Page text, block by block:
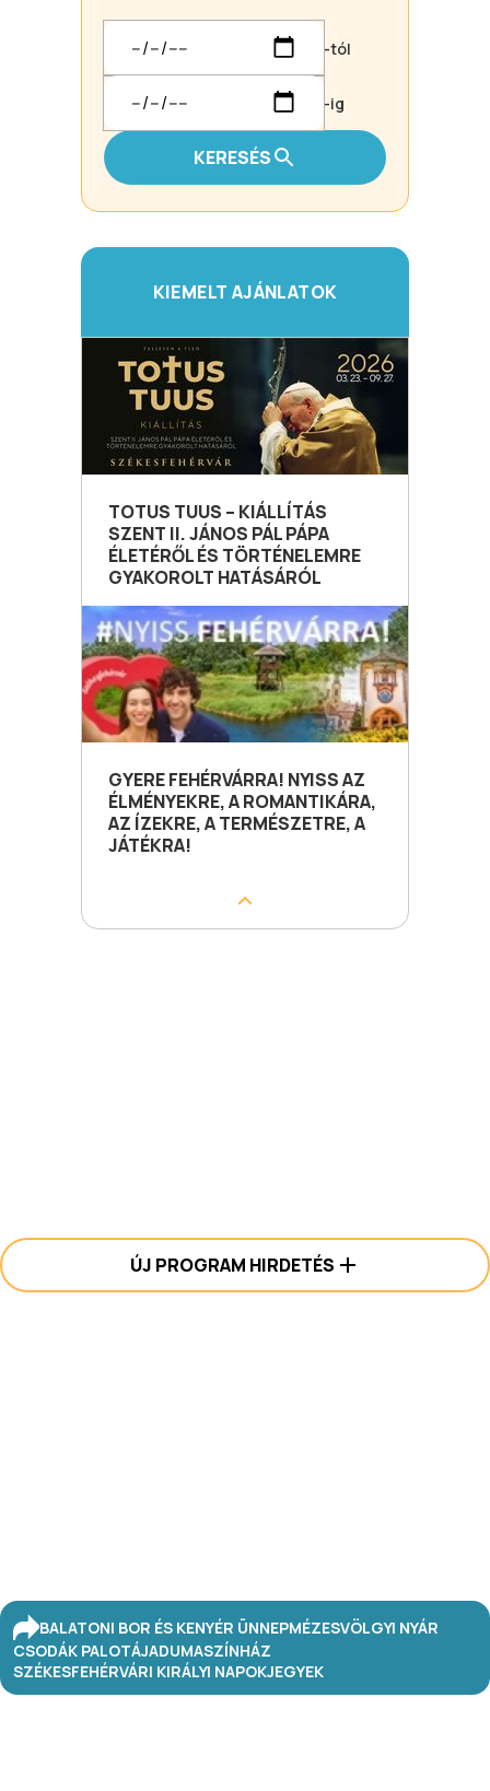
-tól
-ig
KERESÉS
KIEMELT AJÁNLATOK
TOTUS TUUS – KIÁLLÍTÁS
SZENT II. JÁNOS PÁL PÁPA
ÉLETÉRŐL ÉS TÖRTÉNELEMRE
GYAKOROLT HATÁSÁRÓL
GYERE FEHÉRVÁRRA! NYISS AZ
ÉLMÉNYEKRE, A ROMANTIKÁRA,
AZ ÍZEKRE, A TERMÉSZETRE, A
JÁTÉKRA!
ÚJ PROGRAM HIRDETÉS
BALATONI BOR ÉS KENYÉR ÜNNEPMÉZESVÖLGYI NYÁR
CSODÁK PALOTÁJADUMASZÍNHÁZ
SZÉKESFEHÉRVÁRI KIRÁLYI NAPOKJEGYEK